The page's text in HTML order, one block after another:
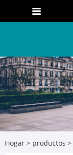
Hogar > productos >